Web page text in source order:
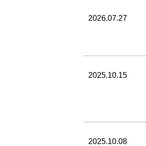
2026.07.27
2025.10.15
2025.10.08